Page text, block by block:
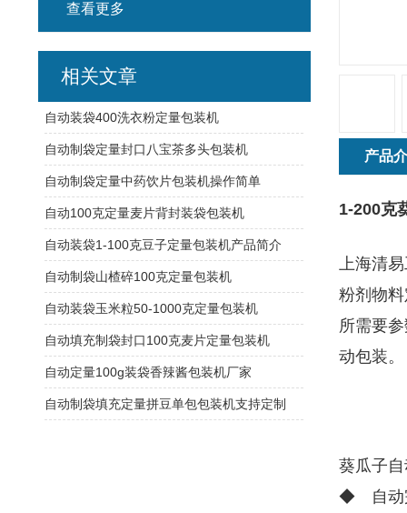
产品
1-200克
上海清
粉剂物
所需要
动包装。
葵瓜子
◆ 自动
查看更多
相关文章
自动装袋400洗衣粉定量包装机
自动制袋定量封口八宝茶多头包装机
自动制袋定量中药饮片包装机操作简单
自动100克定量麦片背封装袋包装机
自动装袋1-100克豆子定量包装机产品简介
自动制袋山楂碎100克定量包装机
自动装袋玉米粒50-1000克定量包装机
自动填充制袋封口100克麦片定量包装机
自动定量100g装袋香辣酱包装机厂家
自动制袋填充定量拼豆单包包装机支持定制